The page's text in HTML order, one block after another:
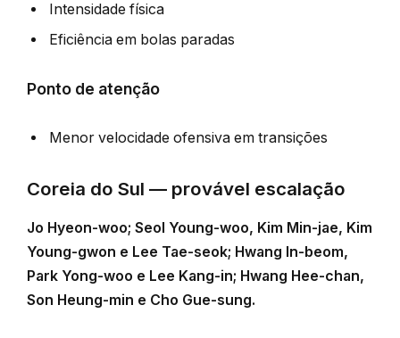
Intensidade física
Eficiência em bolas paradas
Ponto de atenção
Menor velocidade ofensiva em transições
Coreia do Sul — provável escalação
Jo Hyeon-woo; Seol Young-woo, Kim Min-jae, Kim
Young-gwon e Lee Tae-seok; Hwang In-beom,
Park Yong-woo e Lee Kang-in; Hwang Hee-chan,
Son Heung-min e Cho Gue-sung.